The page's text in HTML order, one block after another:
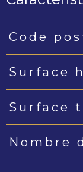
Code
Surface
Surface
Nombre